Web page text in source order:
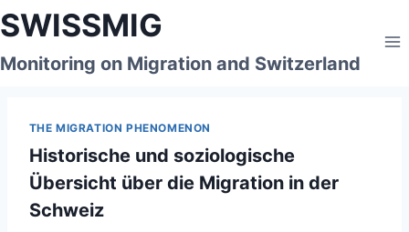
Skip
to
content
SWISSMIG
Monitoring on Migration and Switzerland
THE MIGRATION PHENOMENON
Historische und soziologische
Übersicht über die Migration in der
Schweiz